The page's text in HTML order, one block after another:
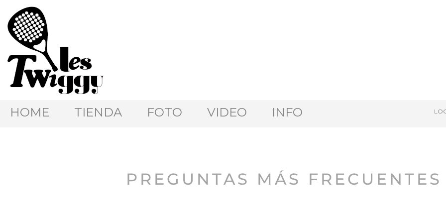
HOME TIENDA FOTO VIDEO INFO
PREGUNTAS MÁS FRECUENTES